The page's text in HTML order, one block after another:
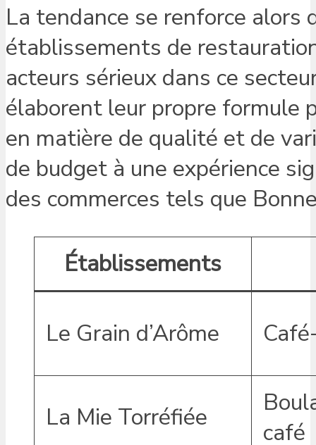
La tendance se renforce
établissements de
acteurs sérieux dans ce
élaborent leur propre formule
en matière de qualité et de
de budget à une expérience
des commerces tels que
Établissements
Le Grain d’Arôme
La Mie Torréfiée
café